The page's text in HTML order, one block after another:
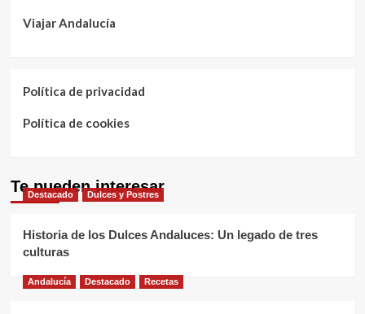
Viajar Andalucía
Política de privacidad
Política de cookies
Te pueden interesar
Destacado Dulces y Postres
Historia de los Dulces Andaluces: Un legado de tres
culturas
Andalucía Destacado Recetas